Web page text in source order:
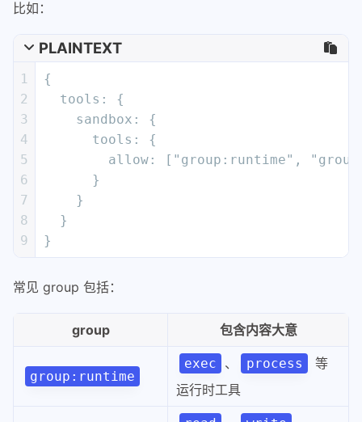
比如：
PLAINTEXT
1
2
3
4
5
6
7
8
9
{
  tools: {
    sandbox: {
      tools: {
allow: ["group:runtime",
      }
    }
  }
}
常见 group 包括：
group 包含内容大意
group:runtime
exec 、 process
等
运行时工具